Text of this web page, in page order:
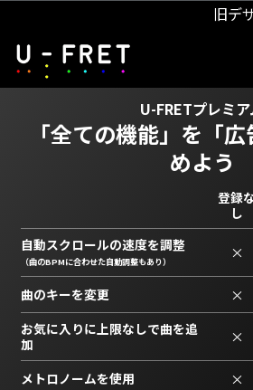
旧デ
U-FRETプレミア
「全ての機能」を 「
めよう
登録
し
自動スクロールの速度を調整
（曲のBPMに合わせた自動調整もあり） ×
曲のキーを変更 ×
お気に入りに上限なしで曲を追
加
×
メトロノームを使用 ×